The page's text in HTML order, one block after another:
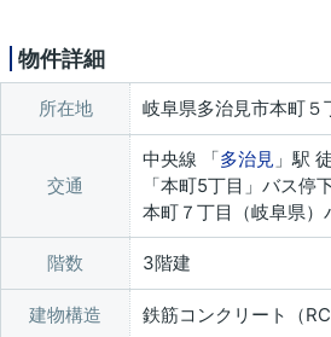
物件詳細
所在地 岐阜県多治見市本町５
交通
中央線 「多治見 」駅
「本町5丁目」バス停
本町７丁目（岐阜県
階数 3階建
建物構造 鉄筋コンクリート（RC